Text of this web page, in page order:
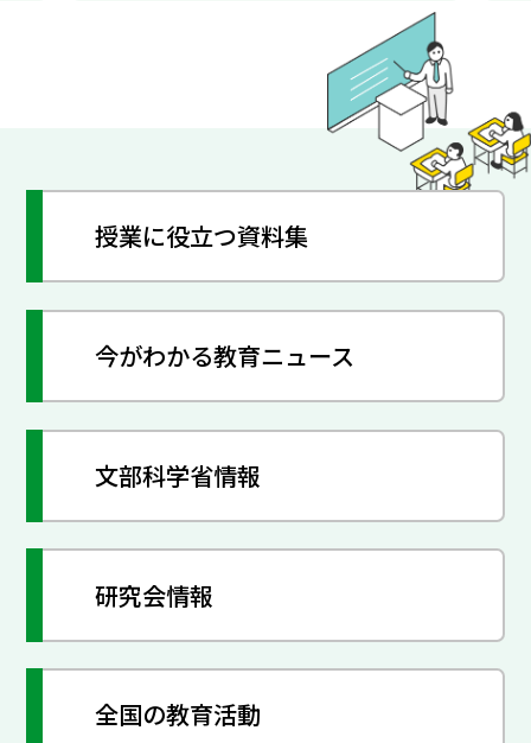
授業に役立つ資料集
今がわかる教育ニュース
文部科学省情報
研究会情報
全国の教育活動